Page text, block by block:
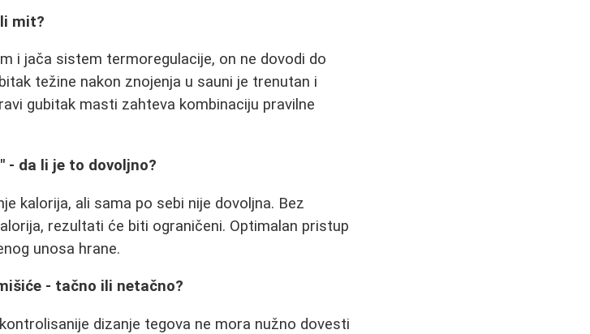
mit?
i jača sistem termoregulacije, on ne dovodi do
težine nakon znojenja u sauni je trenutan i
gubitak masti zahteva kombinaciju pravilne
- da li je to dovoljno?
kalorija, ali sama po sebi nije dovoljna. Bez
rezultati će biti ograničeni. Optimalan pristup
unosa hrane.
- tačno ili netačno?
dizanje tegova ne mora nužno dovesti